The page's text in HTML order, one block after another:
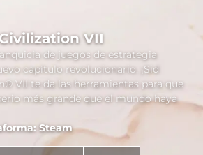
VII
de juegos de estrategia
capítulo revolucionario. ¡Sid
VII te da las herramientas para que
más grande que el mundo haya
Steam